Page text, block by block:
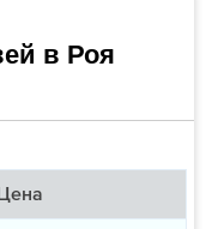
в Роя
Цена